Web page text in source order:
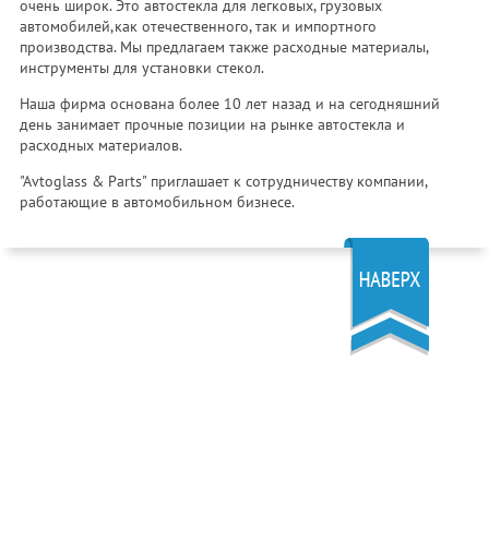
очень широк. Это автостекла для легковых, грузовых
автомобилей,как отечественного, так и импортного
производства. Мы предлагаем также расходные материалы,
инструменты для установки стекол.
Наша фирма основана более 10 лет назад и на сегодняшний
день занимает прочные позиции на рынке автостекла и
расходных материалов.
"Avtoglass & Parts" приглашает к сотрудничеству компании,
работающие в автомобильном бизнесе.